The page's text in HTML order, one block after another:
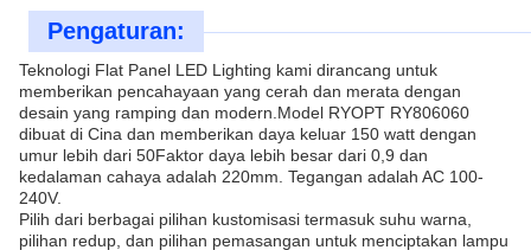
Pengaturan:
Teknologi Flat Panel LED Lighting kami dirancang untuk
memberikan pencahayaan yang cerah dan merata dengan
desain yang ramping dan modern.Model RYOPT RY806060
dibuat di Cina dan memberikan daya keluar 150 watt dengan
umur lebih dari 50Faktor daya lebih besar dari 0,9 dan
kedalaman cahaya adalah 220mm. Tegangan adalah AC 100-
240V.
Pilih dari berbagai pilihan kustomisasi termasuk suhu warna,
pilihan redup, dan pilihan pemasangan untuk menciptakan lampu